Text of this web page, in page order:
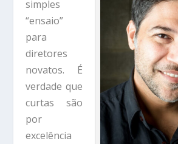
simples
“ensaio”
para
diretores
novatos. É
verdade que
curtas são
por
excelência